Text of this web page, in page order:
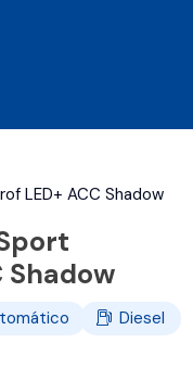
LED+ ACC Shadow
Shadow
Diesel